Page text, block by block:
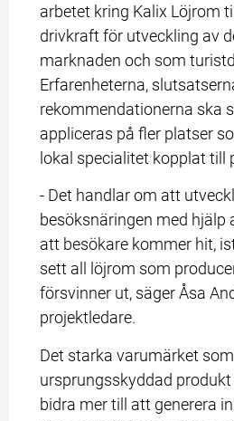
arbetet kring Kalix Löjrom
drivkraft för utveckling av
marknaden och som
Erfarenheterna,
rekommendationerna ska
appliceras på fler platser
lokal specialitet kopplat till
- Det handlar om att
besöksnäringen med hjälp
att besökare kommer hit,
sett all löjrom som
försvinner ut, säger Åsa
projektledare.
Det starka varumärket
ursprungsskyddad
bidra mer till att generera